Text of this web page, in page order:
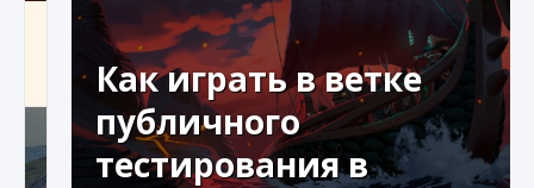
Подробное руководство по получению
самоцветов Brawl Stars
10 августа 2024 2 685 0 1
Как играть в ветке
публичного
тестирования в